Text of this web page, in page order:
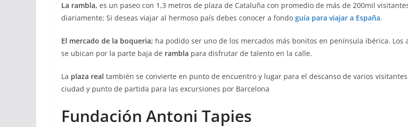
La rambla, es un paseo con 1,3 metros de plaza de Cataluña con promedio de más de 200mil
diariamente; Si deseas viajar al hermoso país debes conocer a fondo guía para viajar a España.
El mercado de la boqueria; ha podido ser uno de los mercados más bonitos en península ibérica. Los
se ubican por la parte baja de rambla para disfrutar de talento en la calle.
La plaza real también se convierte en punto de encuentro y lugar para el descanso de varios
ciudad y punto de partida para las excursiones por Barcelona
Fundación Antoni Tapies